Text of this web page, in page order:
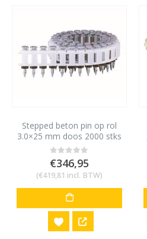
Stepped beton pin op rol
3.0×25 mm doos 2000 stks
voor de HN25C pins voor
hard beton en staal (5mm)
0out of 5
€346,95
(€419,81 incl. BTW)